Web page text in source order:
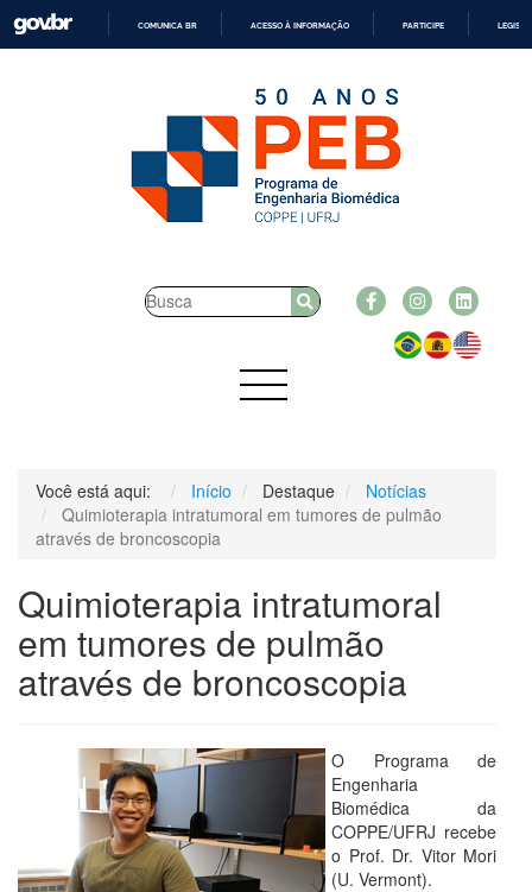
O
CONTEÚDO
COMUNICA BR ACESSO À INFORMAÇÃO PARTICIPE
Você está aqui: Início Destaque
Notícias
Quimioterapia intratumoral em tumores de pulmão
através de broncoscopia
Quimioterapia intratumoral
em tumores de pulmão
através de broncoscopia
O Programa de
Engenharia
Biomédica da
COPPE/UFRJ recebe
o Prof. Dr. Vitor Mori
(U. Vermont).